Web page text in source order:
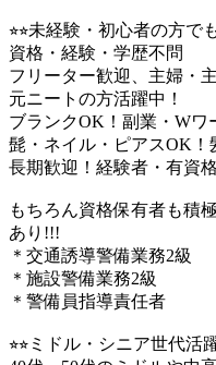
⭐︎⭐︎未経験・初心者の方で
資格・経験・学歴不問
フリーター歓迎、主婦・
元ニートの方活躍中！
ブランクOK！副業・Wワ
髭・ネイル・ピアスOK！
長期歓迎！経験者・有資
もちろん資格保有者も積
あり!!!
＊交通誘導警備業務2級
＊施設警備業務2級
＊警備員指導責任者
⭐︎⭐︎ミドル・シニア世代活躍